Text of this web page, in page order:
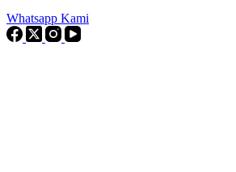
Whatsapp Kami